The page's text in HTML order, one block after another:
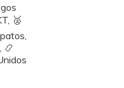
🥈
📿